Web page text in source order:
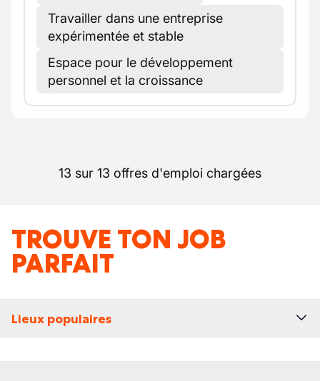
Travailler dans une entreprise
expérimentée et stable
Espace pour le développement
personnel et la croissance
13 sur 13 offres d'emploi chargées
TROUVE TON JOB
PARFAIT
Lieux populaires